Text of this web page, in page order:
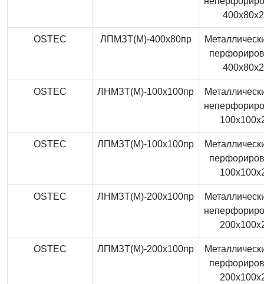
OSTEC ЛПМЗТ(М)-400x80пр
OSTEC ЛНМЗТ(М)-100x100пр
OSTEC ЛПМЗТ(М)-100x100пр
OSTEC ЛНМЗТ(М)-200x100пр
OSTEC ЛПМЗТ(М)-200x100пр